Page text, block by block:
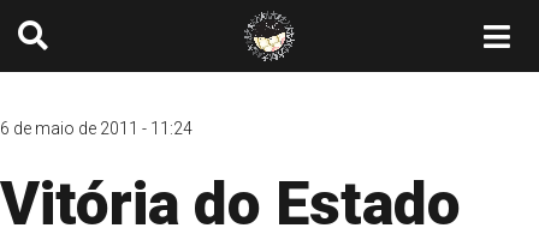
6 de maio de 2011 - 11:24
Vitória do Estado